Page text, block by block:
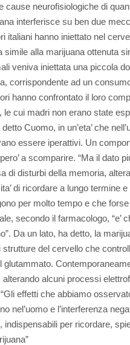
cause neurofisiologiche di
interferisce su ben due
italiani hanno iniettato nel
simile alla marijuana ottenuta
veniva iniettata una piccola
corrispondente ad un
hanno confrontato il loro
le cui madri non erano state
Cuomo, in un’eta’ che
essere iperattivi. Un
a scomparire. “Ma il dato
di disturbi della memoria,
di ricordare a lungo termine
per molto tempo e che
secondo il farmacologo, “e’
Da un lato, ha detto, la
strutture del cervello che
glutammato.
alterando alcuni processi
effetti che abbiamo
nel’uomo e l’interferenza
indispensabili per ricordare,